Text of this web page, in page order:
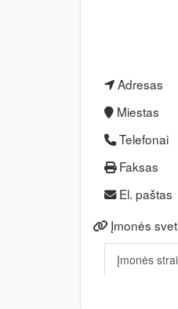
Adresas
Miestas
Telefonai
Faksas
El. paštas
Įmonės
Įmonės